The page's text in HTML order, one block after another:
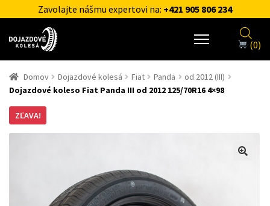
Zavolajte nášmu expertovi na: +421 905 806 234
(0)
Domov Dojazdové kolesá Fiat Panda
od 2012 (III)
Dojazdové koleso Fiat Panda III od 2012 125/70R16 4×98
ZĽAVA!